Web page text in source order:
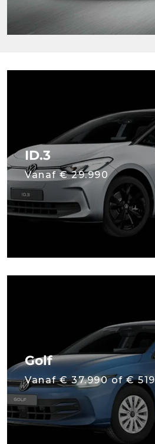
ID.3
Vanaf € 29.990
Golf
Vanaf € 37.990 of €